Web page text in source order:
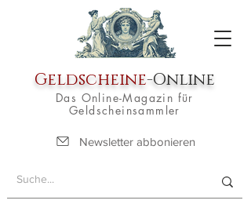
Geldscheine-Online
Das Online-Magazin für
Geldscheinsammler
Newsletter abbonieren